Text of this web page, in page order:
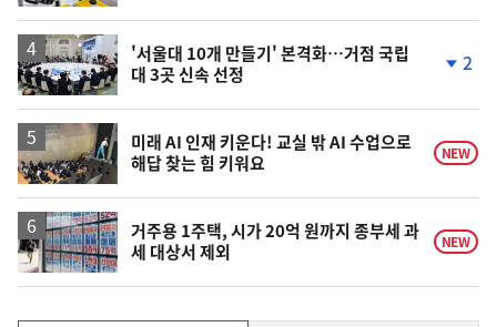
'서울대 10개 만들기' 본격화…거점 국립
대 3곳 신속 선정
하
락
2
미래 AI 인재 키운다! 교실 밖 AI 수업으로
해답 찾는 힘 키워요
NEW
거주용 1주택, 시가 20억 원까지 종부세 과
세 대상서 제외
NEW